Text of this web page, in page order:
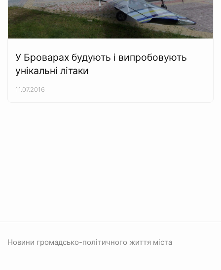
У Броварах будують і випробовують
унікальні літаки
11.07.2016
Новини громадсько-політичного життя міста